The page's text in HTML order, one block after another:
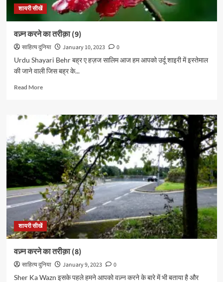
शायरी सीखें
वज़्न करने का तरीक़ा (9)
साहित्य दुनिया January 10, 2023
0
Urdu Shayari Behr बह्र ए हज़ज सालिम आज हम आपको उर्दू शाइरी में इस्तेमाल
की जाने वाली जिस बह्र के...
Read MoreRead
वज़्न
करने
का
तरीक़ा
(9)
शायरी सीखें
वज़्न करने का तरीक़ा (8)
साहित्य दुनिया January 9, 2023
0
Sher Ka Wazn इसके पहले हमने आपको वज़्न करने के बारे में भी बताया है और